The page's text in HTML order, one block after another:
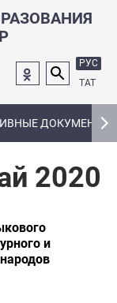
РУС
ТАТ
ДОКУМЕНТЫ
2020
и